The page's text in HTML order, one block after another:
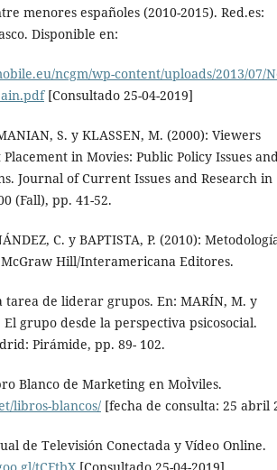
menores españoles (2010-2015). Red.es:
Disponible en:
ncgm/wp-content/uploads/2013/07/
[Consultado 25-04-2019]
S. y KLASSEN, M. (2000): Viewers
in Movies: Public Policy Issues and
Journal of Current Issues and Research in
(Fall), pp. 41-52.
C. y BAPTISTA, P. (2010):
Hill/Interamericana Editores.
tarea de liderar grupos. En: MARÍN, M. y
El grupo desde la perspectiva psicosocial.
Pirámide, pp. 89- 102.
Blanco de Marketing en MoÌviles.
libros-blancos/ [fecha de consulta: 25 abril
de Televisión Conectada y Vídeo Online.